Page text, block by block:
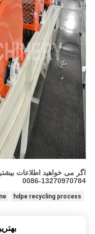
اگر می خواهید اطلاعات
0086-13270970784
hdpe recycling process